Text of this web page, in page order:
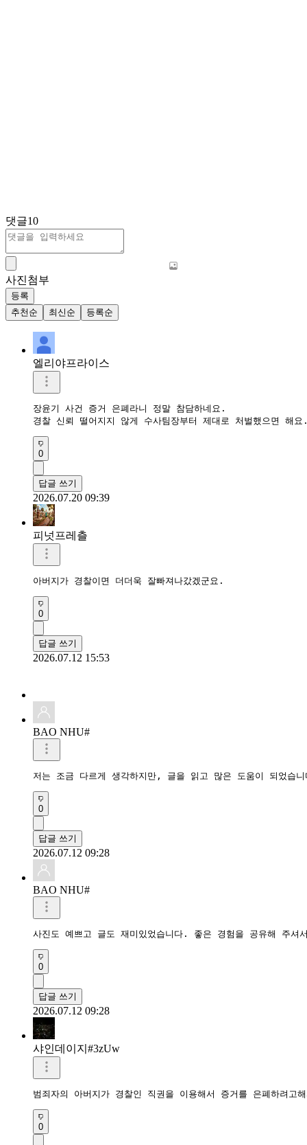
댓글10
사진첨부
등록
추천순
최신순 등록순
엘리야프라이스
장윤기 사건 증거 은폐라니 정말 참담하네요.
경찰 신뢰 떨어지지 않게 수사팀장부터 제대로 처벌했으면
0
답글 쓰기
2026.07.20 09:39
피넛프레츨
아버지가 경찰이면 더더욱 잘빠져나갔겠군요.
0
답글 쓰기
2026.07.12 15:53
BAO NHU#
저는 조금 다르게 생각하지만, 글을 읽고 많은 도움이 되었습
0
답글 쓰기
2026.07.12 09:28
BAO NHU#
사진도 예쁘고 글도 재미있었습니다. 좋은 경험을 공유해 주셔
0
답글 쓰기
2026.07.12 09:28
샤인데이지#3zUw
범죄자의 아버지가 경찰인 직권을 이용해서 증거를 은폐하려고
0